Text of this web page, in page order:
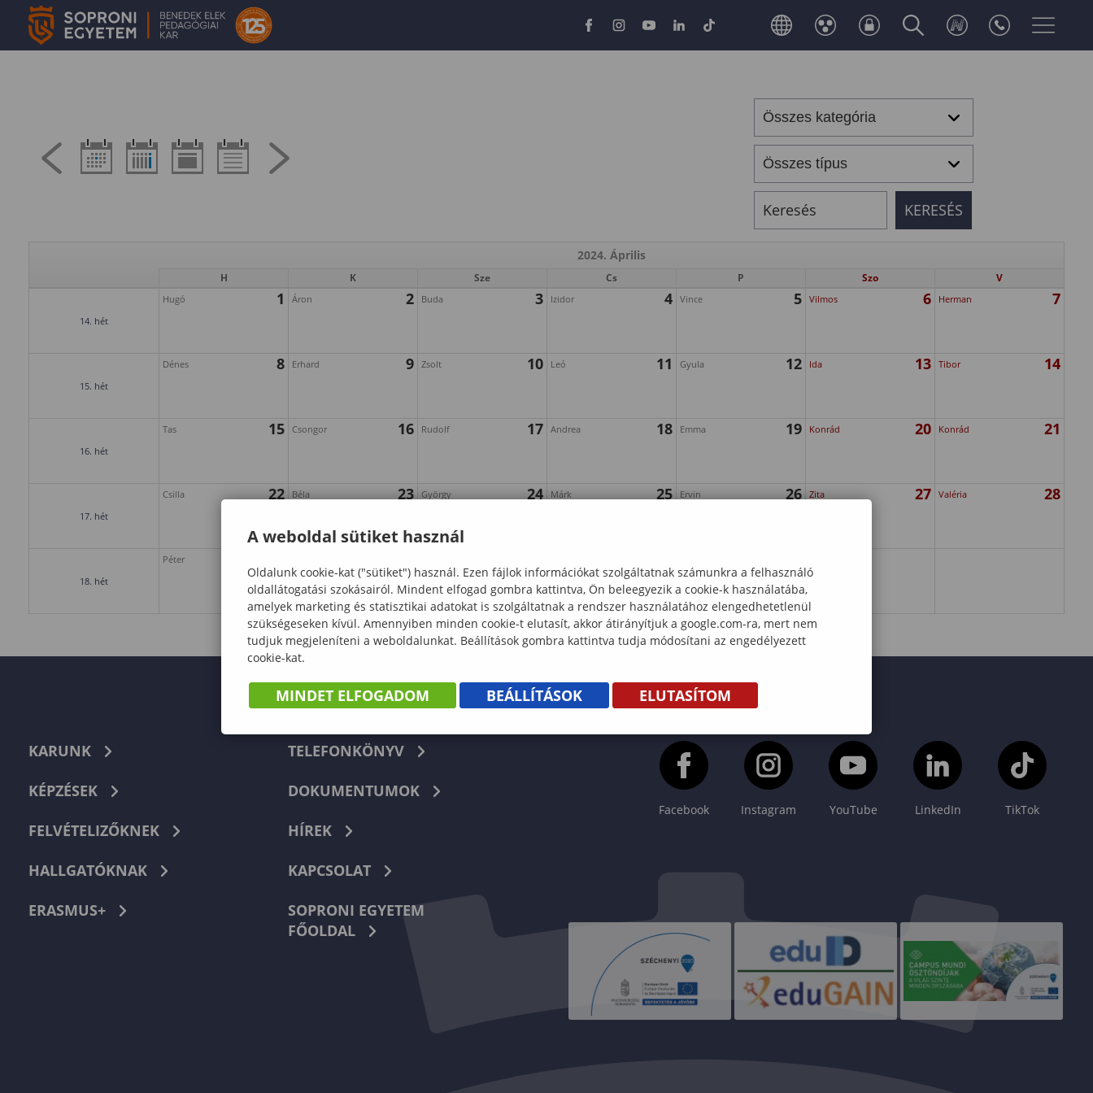
2024. Április
H K Sze Cs P Szo V
14. hét
Hugó 1 Áron 2 Buda 3 Izidor 4 Vince 5 Vilmos 6 Herman 7
15. hét
Dénes 8 Erhard 9 Zsolt 10 Leó 11 Gyula 12 Ida 13 Tibor 14
16. hét
Tas 15 Csongor 16 Rudolf 17 Andrea 18 Emma 19 Konrád 20 Konrád 21
17. hét
Csilla 22 Béla 23 György 24 Márk 25 Ervin 26 Zita 27 Valéria 28
18. hét
Péter
KARUNK
KÉPZÉSEK
FELVÉTELIZŐKNEK
HALLGATÓKNAK
ERASMUS+
TELEFONKÖNYV
DOKUMENTUMOK
HÍREK
KAPCSOLAT
SOPRONI EGYETEM
FŐOLDAL
Facebook Instagram YouTube LinkedIn TikTok
A weboldal sütiket használ
Oldalunk cookie-kat ("sütiket") használ. Ezen fájlok információkat szolgáltatnak számunkra a felhasználó
oldallátogatási szokásairól. Mindent elfogad gombra kattintva, Ön beleegyezik a cookie-k használatába,
amelyek marketing és statisztikai adatokat is szolgáltatnak a rendszer használatához elengedhetetlenül
szükségeseken kívül. Amennyiben minden cookie-t elutasít, akkor átirányítjuk a google.com-ra, mert nem
tudjuk megjeleníteni a weboldalunkat. Beállítások gombra kattintva tudja módosítani az engedélyezett
cookie-kat.
MINDET ELFOGADOM BEÁLLÍTÁSOK ELUTASÍTOM